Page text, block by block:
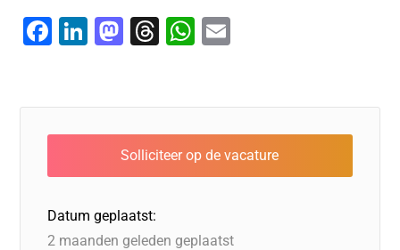
F
e
b
o
o
k
Li
e
dI
n
M
o
d
o
n
T
a
d
s
W
s
A
p
l
Datum geplaatst:
2 maanden geleden geplaatst